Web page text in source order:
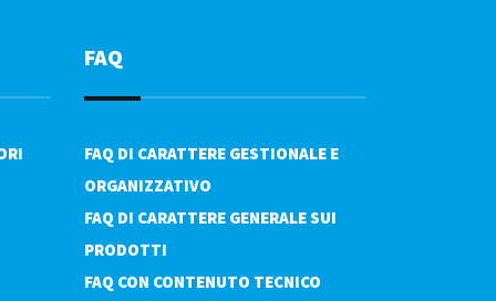
FAQ
FAQ DI CARATTERE GESTIONALE E
ORGANIZZATIVO
FAQ DI CARATTERE GENERALE SUI
PRODOTTI
FAQ CON CONTENUTO TECNICO